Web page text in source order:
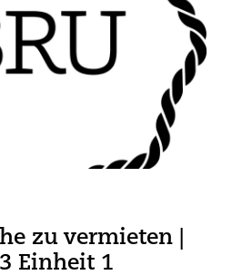
zu vermieten |
Einheit 1